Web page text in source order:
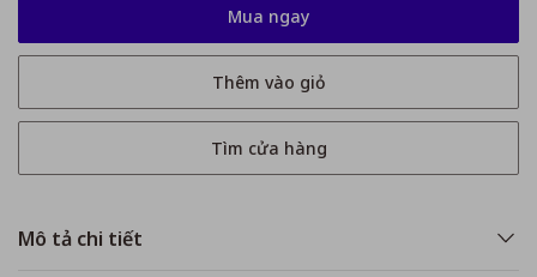
Mô tả chi tiết
Mua ngay
Thêm vào giỏ
Tìm cửa hàng